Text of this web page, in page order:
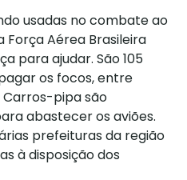
usadas no combate ao
Força Aérea Brasileira
para ajudar. São 105
os focos, entre
Carros-pipa são
abastecer os aviões.
prefeituras da região
à disposição dos